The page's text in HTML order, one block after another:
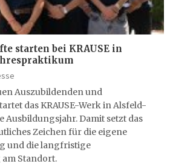
starten bei KRAUSE in
Auszubildenden und
das KRAUSE-Werk in Alsfeld-
Ausbildungsjahr. Damit setzt das
Zeichen für die eigene
und die langfristige
Standort.